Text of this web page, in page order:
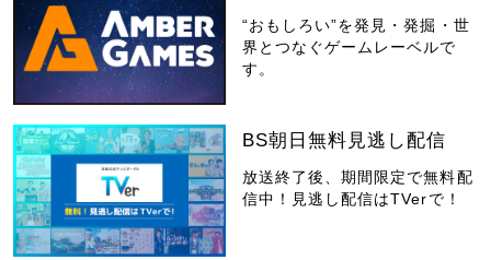
“おもしろい”を発見・発掘・世
界とつなぐゲームレーベルで
す。
BS朝日無料見逃し配信
放送終了後、期間限定で無料配
信中！見逃し配信はTVerで！